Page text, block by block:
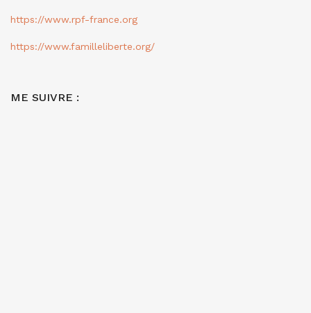
https://www.rpf-france.org
https://www.familleliberte.org/
ME SUIVRE :